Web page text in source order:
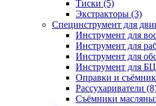
Тиски (5)
Экстракторы (3)
Специнструмент для
Инструмент для
Инструмент для
Инструмент для
Инструмент для
Оправки и
Рассухариватели
Съёмники